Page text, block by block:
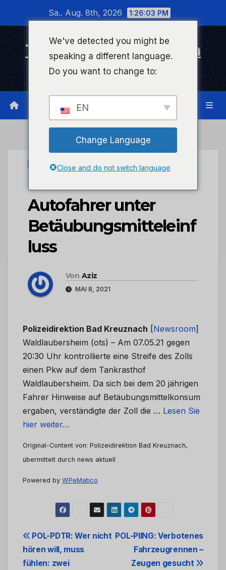
wechseln
Sa.. Aug. 8th, 2026 1:26:03 PM
Timeline Bad Kreuznach
Infonetzwerk für Bad Kreuznach
UNCATEGORIZED
POL-PDKH:
Autofahrer unter
Betäubungsmitteleinf
luss
Von Aziz
MAI 8, 2021
Polizeidirektion Bad Kreuznach [Newsroom]
Waldlaubersheim (ots) – Am 07.05.21 gegen
20:30 Uhr kontrollierte eine Streife des Zolls
einen Pkw auf dem Tankrasthof
Waldlaubersheim. Da sich bei dem 20 jährigen
Fahrer Hinweise auf Betäubungsmittelkonsum
ergaben, verständigte der Zoll die … Lesen Sie
hier weiter…
Original-Content von: Polizeidirektion Bad Kreuznach,
übermittelt durch news aktuell
Powered by WPeMatico
Beitrags-
Navigation
POL-PIING: Verbotenes
Fahrzeugrennen –
Zeugen gesucht
POL-PDTR: Wer nicht
hören will, muss
fühlen: zwei
We've detected you might be
speaking a different language.
Do you want to change to:
EN
Change Language
Close and do not switch language